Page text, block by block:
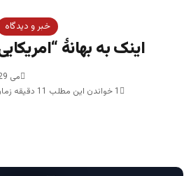
خبر و دیدگاه
اینک به بهانۀ
می 29, 2022
1 خواندن این مطلب 11 دقیقه زمان میبرد